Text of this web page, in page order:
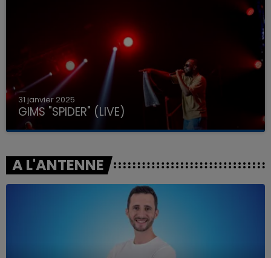
31 janvier 2025
GIMS "SPIDER" (LIVE)
A L'ANTENNE